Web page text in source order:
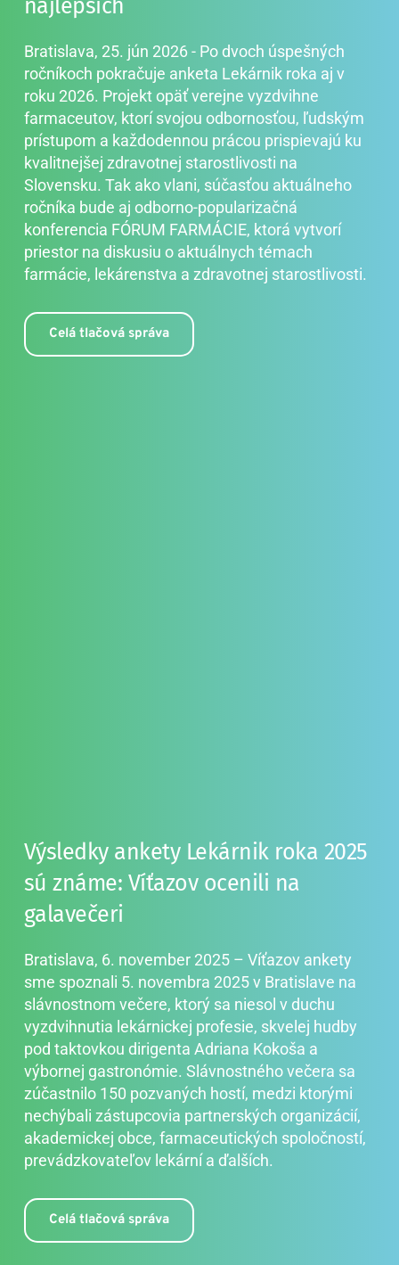
najlepších
Bratislava, 25. jún 2026 - Po dvoch úspešných
ročníkoch pokračuje anketa Lekárnik roka aj v
roku 2026. Projekt opäť verejne vyzdvihne
farmaceutov, ktorí svojou odbornosťou, ľudským
prístupom a každodennou prácou prispievajú ku
kvalitnejšej zdravotnej starostlivosti na
Slovensku. Tak ako vlani, súčasťou aktuálneho
ročníka bude aj odborno-popularizačná
konferencia FÓRUM FARMÁCIE, ktorá vytvorí
priestor na diskusiu o aktuálnych témach
farmácie, lekárenstva a zdravotnej starostlivosti.
Celá tlačová správa
Výsledky ankety Lekárnik roka 2025
sú známe: Víťazov ocenili na
galavečeri
Bratislava, 6. november 2025 – Víťazov ankety
sme spoznali 5. novembra 2025 v Bratislave na
slávnostnom večere, ktorý sa niesol v duchu
vyzdvihnutia lekárnickej profesie, skvelej hudby
pod taktovkou dirigenta Adriana Kokoša a
výbornej gastronómie. Slávnostného večera sa
zúčastnilo 150 pozvaných hostí, medzi ktorými
nechýbali zástupcovia partnerských organizácií,
akademickej obce, farmaceutických spoločností,
prevádzkovateľov lekární a ďalších.
Celá tlačová správa